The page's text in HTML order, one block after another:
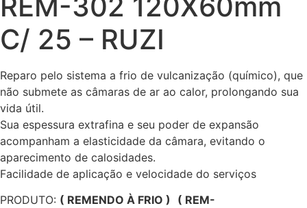
C/ 25 – RUZI
Reparo pelo sistema a frio de vulcanização (químico), que
não submete as câmaras de ar ao calor, prolongando sua
vida útil.
Sua espessura extrafina e seu poder de expansão
acompanham a elasticidade da câmara, evitando o
aparecimento de calosidades.
Facilidade de aplicação e velocidade do serviços
PRODUTO: ( REMENDO À FRIO )
( REM-